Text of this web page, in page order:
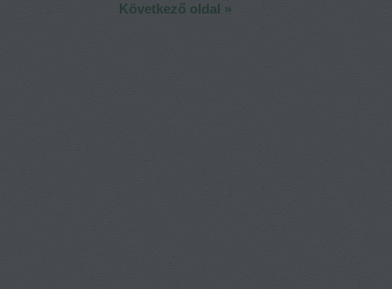
Következő oldal »